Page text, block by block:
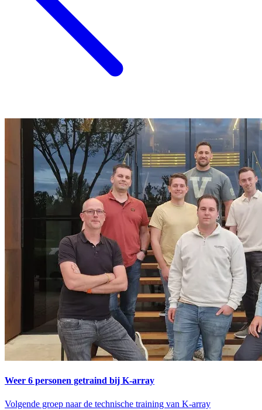
Weer 6 personen getraind bij K-array
Volgende groep naar de technische training van K-array